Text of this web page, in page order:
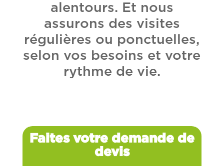
alentours. Et nous
assurons des visites
régulières ou ponctuelles,
selon vos besoins et votre
rythme de vie.
Faites votre demande de
devis